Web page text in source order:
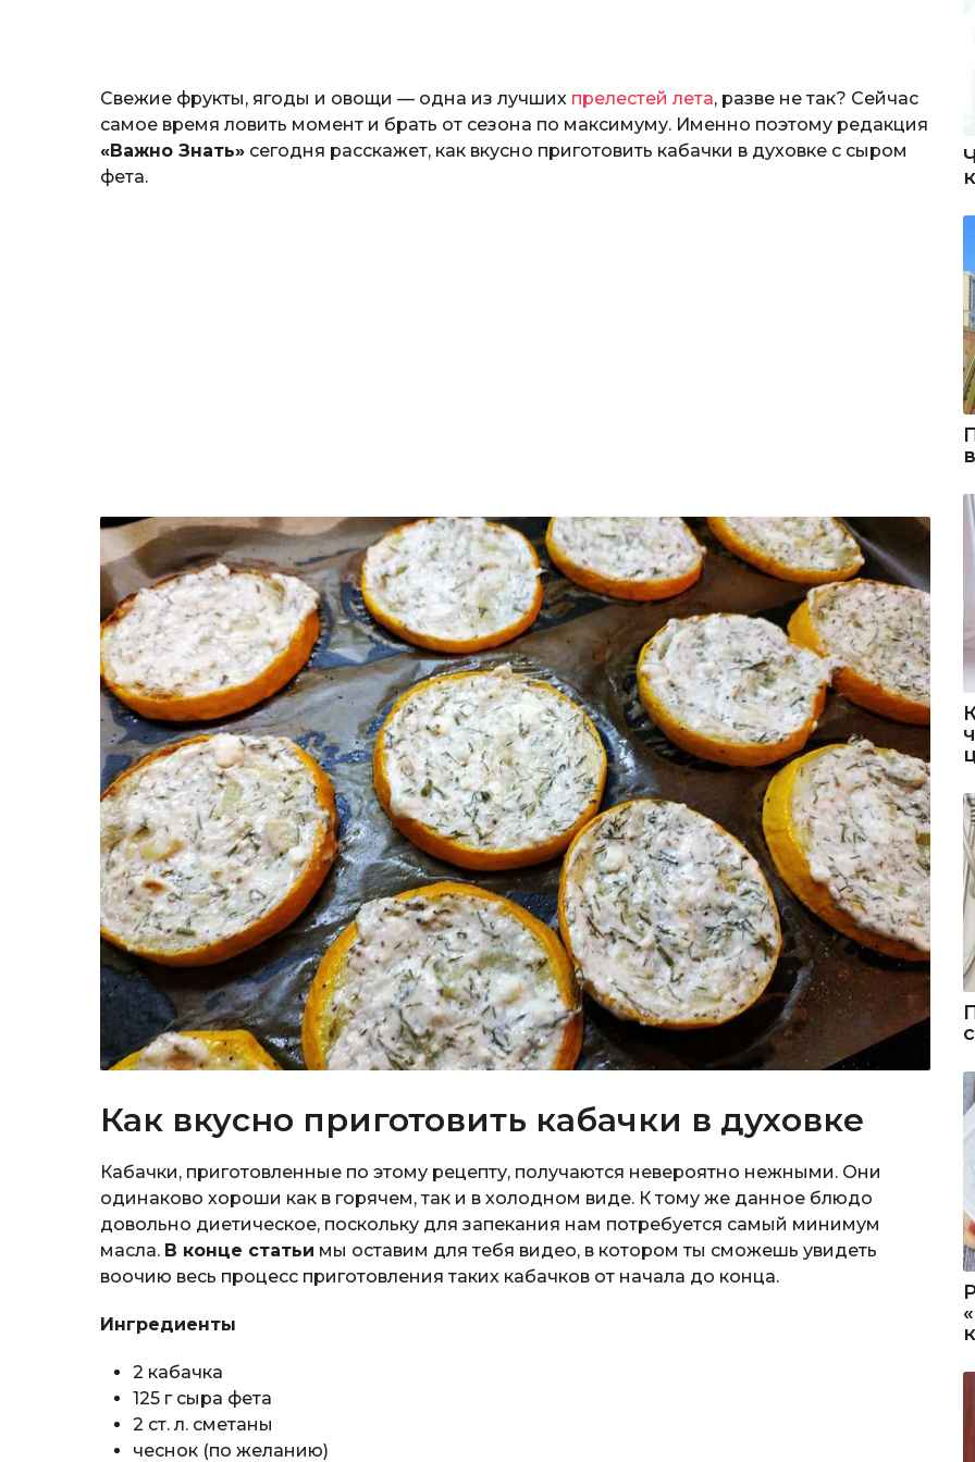
Свежие фрукты, ягоды и овощи — одна из лучших прелестей лета, разве не так? Сейчас
самое время ловить момент и брать от сезона по максимуму. Именно поэтому редакция
«Важно Знать» сегодня расскажет, как вкусно приготовить кабачки в духовке с сыром
фета.
Как вкусно приготовить кабачки в духовке
Кабачки, приготовленные по этому рецепту, получаются невероятно нежными. Они
одинаково хороши как в горячем, так и в холодном виде. К тому же данное блюдо
довольно диетическое, поскольку для запекания нам потребуется самый минимум
масла. В конце статьи мы оставим для тебя видео, в котором ты сможешь увидеть
воочию весь процесс приготовления таких кабачков от начала до конца.
Ингредиенты
2 кабачка
125 г сыра фета
2 ст. л. сметаны
чеснок (по желанию)